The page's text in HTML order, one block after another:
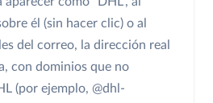
él (sin hacer clic) o al
del correo, la dirección real
con dominios que no
(por ejemplo, @dhl-